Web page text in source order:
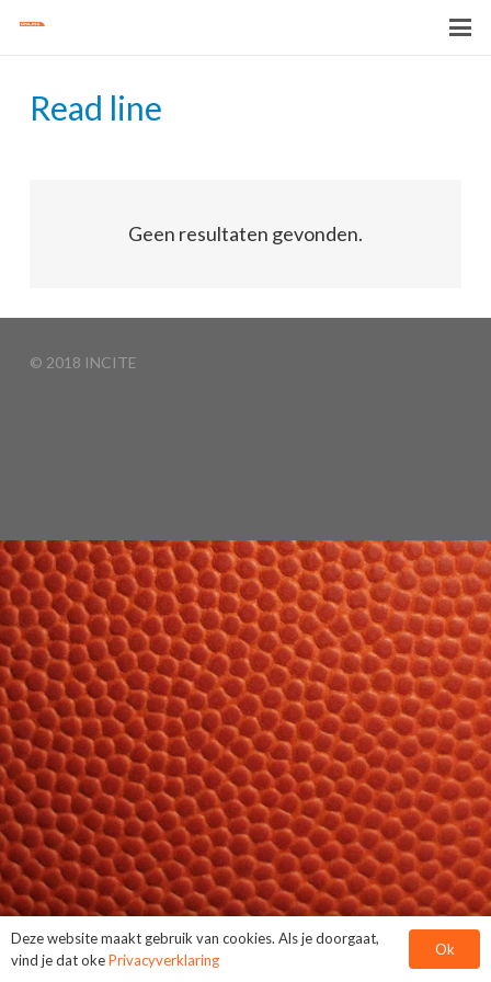
Read line
Geen resultaten gevonden.
© 2018 INCITE
Deze website maakt gebruik van cookies. Als je doorgaat,
vind je dat okePrivacyverklaring
Ok